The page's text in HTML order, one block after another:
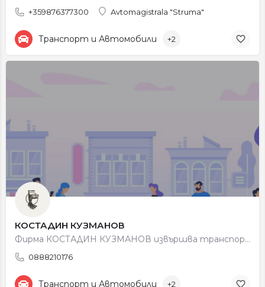
+359876377300 Avtomagistrala "Struma"
Транспорт и Автомобили +2
КОСТАДИН КУЗМАНОВ
Фирма КОСТАДИН КУЗМАНОВ извършва транспортни услуги. Фирмата се занимава с производство и търговия със…
0888210176
Транспорт и Автомобили +2